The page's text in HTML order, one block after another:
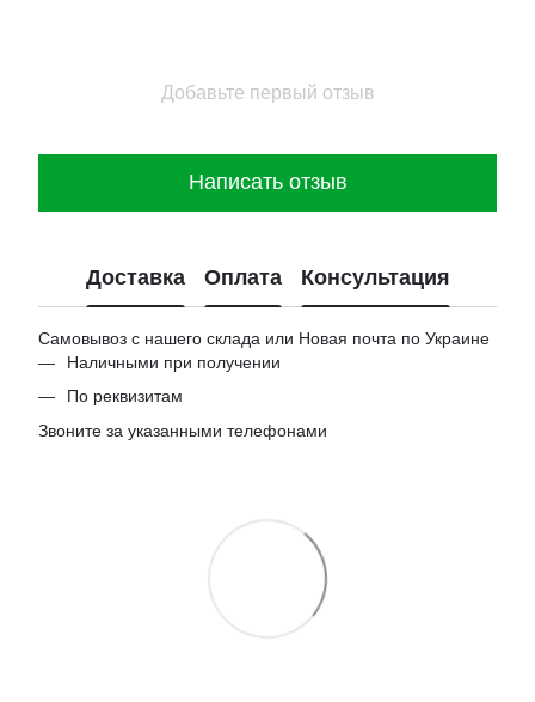
Добавьте первый отзыв
Написать отзыв
Доставка Оплата Консультация
Самовывоз с нашего склада или Новая почта по Украине
Наличными при получении
По реквизитам
Звоните за указанными телефонами